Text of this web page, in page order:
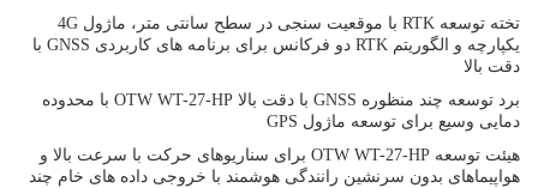
تخته توسعه RTK با موقعیت سنجی در سطح سانتی متر، ماژول 4G
یکپارچه و الگوریتم RTK دو فرکانس برای برنامه های کاربردی GNSS با
دقت بالا
برد توسعه چند منظوره GNSS با دقت بالا OTW WT-27-HP با محدوده
دمایی وسیع برای توسعه ماژول GPS
هیئت توسعه OTW WT-27-HP برای سناریوهای حرکت با سرعت بالا و
هواپیماهای بدون سرنشین رانندگی هوشمند با خروجی داده های خام چند